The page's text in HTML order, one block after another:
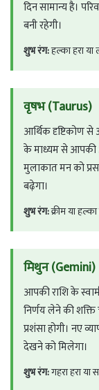
दिन सामान्य है।
बनी रहेगी।
शुभ रंग:हल्का हरा या
वृषभ (Taurus)
आर्थिक दृष्टिकोण
के माध्यम से आपकी
मुलाकात मन को
बढ़ेगा।
शुभ रंग:क्रीम या हल्का
मिथुन (Gemini)
आपकी राशि के
निर्णय लेने की
प्रशंसा होगी। नए
देखने को मिलेगा।
शुभ रंग:गहरा हरा या